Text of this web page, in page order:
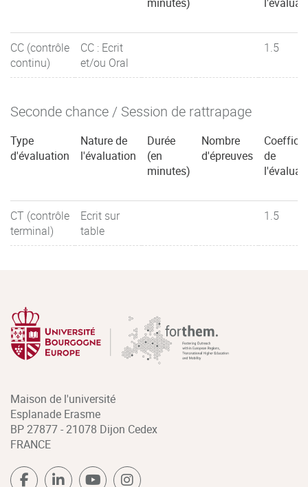
CC (contrôle
continu)
CC : Ecrit
et/ou Oral
1.5
Seconde chance / Session de rattrapage
Type
d'évaluation
Nature de
l'évaluation
Durée
(en
minutes)
Nombre
d'épreuves
de
CT (contrôle
terminal)
Ecrit sur
table
1.5
Maison de l'université
Esplanade Erasme
BP 27877 - 21078 Dijon Cedex
FRANCE